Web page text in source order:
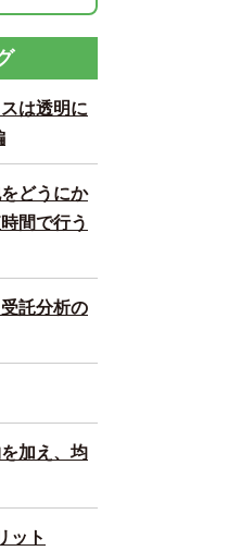
は透明に
どうにか
間で行う
託分析の
加え、均
ット